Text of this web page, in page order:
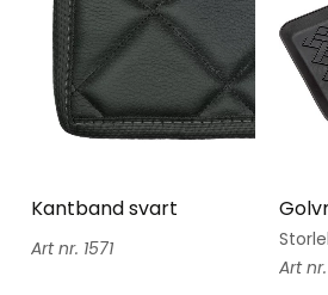
Kantband svart
1571